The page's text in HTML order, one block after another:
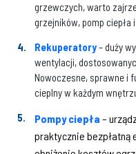
grzewczych, warto
grzejników, pomp
Rekuperatory– duży
wentylacji,
Nowoczesne, sprawne i
cieplny w każdym
Pompy ciepła –
praktycznie bezpłatną